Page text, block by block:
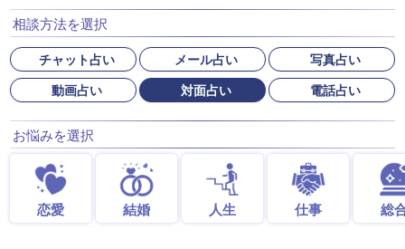
相談方法を選択
チャット占い メール占い
写真占い
動画占い
対面占い 電話占い
お悩みを選択
恋愛 結婚 人生 仕事 総